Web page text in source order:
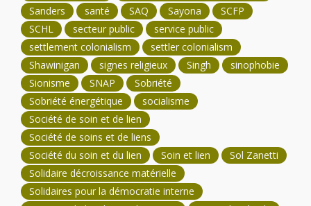
Sanders
santé SAQ Sayona
SCFP
SCHL
secteur public
service public
settlement colonialism
settler colonialism
Shawinigan
signes religieux Singh
sinophobie
Sionisme
SNAP
Sobriété
Sobriété énergétique
socialisme
Société de soin et de lien
Société de soins et de liens
Société du soin et du lien
Soin et lien
Sol Zanetti
Solidaire décroissance matérielle
Solidaires pour la démocratie interne